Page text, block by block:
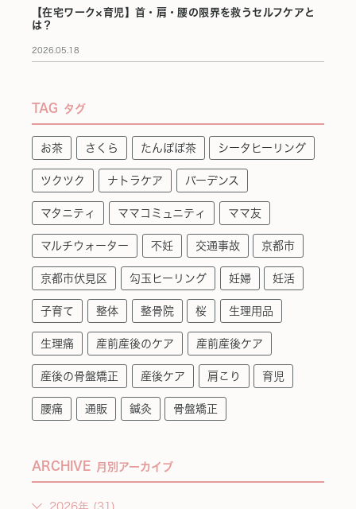
【在宅ワーク×育児】首・肩・腰の限界を救うセルフケアと
は？
2026.05.18
TAG タグ
お茶 さくら たんぽぽ茶 シータヒーリング
ツクツク ナトラケア バーデンス
マタニティ ママコミュニティ ママ友
マルチウォーター 不妊 交通事故 京都市
京都市伏見区 勾玉ヒーリング 妊婦 妊活
子育て 整体 整骨院 桜 生理用品
生理痛 産前産後のケア 産前産後ケア
産後の骨盤矯正 産後ケア 肩こり 育児
腰痛 通販 鍼灸 骨盤矯正
ARCHIVE 月別アーカイブ
2026年 (31)